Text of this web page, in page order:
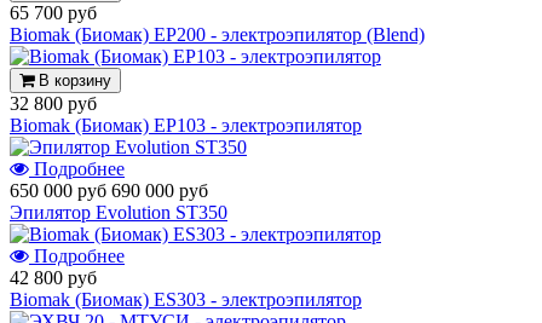
65 700 руб
Biomak (Биомак) EP200 - электроэпилятор (Blend)
В корзину
32 800 руб
Biomak (Биомак) EP103 - электроэпилятор
Подробнее
650 000 руб 690 000 руб
Эпилятор Evolution ST350
Подробнее
42 800 руб
Biomak (Биомак) ES303 - электроэпилятор